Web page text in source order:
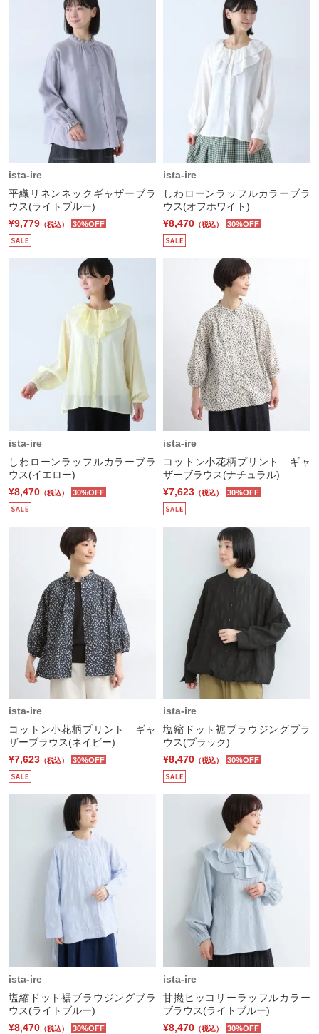
ista-ire
平織リネンネックギャザーブラ
ウス(ライトブルー)
¥9,779 （税込） 30%OFF
ista-ire
しわローンラッフルカラーブラ
ウス(オフホワイト)
¥8,470 （税込） 30%OFF
ista-ire
しわローンラッフルカラーブラ
ウス(イエロー)
¥8,470 （税込） 30%OFF
ista-ire
コットン小花柄プリント ギャ
ザーブラウス(ナチュラル)
¥7,623 （税込） 30%OFF
ista-ire
コットン小花柄プリント ギャ
ザーブラウス(ネイビー)
¥7,623 （税込） 30%OFF
ista-ire
塩縮ドット裾ブラウジングブラ
ウス(ブラック)
¥8,470 （税込） 30%OFF
ista-ire
塩縮ドット裾ブラウジングブラ
ウス(ライトブルー)
¥8,470 （税込） 30%OFF
ista-ire
甘撚ヒッコリーラッフルカラー
ブラウス(ライトブルー)
¥8,470 （税込） 30%OFF